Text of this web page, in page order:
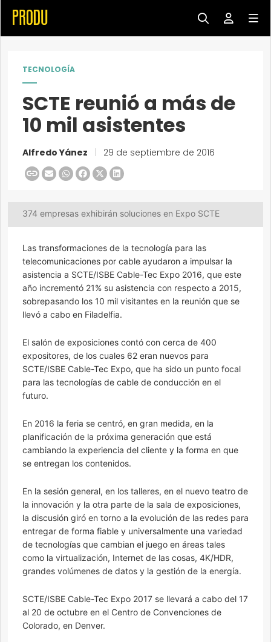
TECNOLOGÍA
SCTE reunió a más de
10 mil asistentes
Alfredo Yánez 29 de septiembre de 2016
374 empresas exhibirán soluciones en Expo SCTE
Las transformaciones de la tecnología para las
telecomunicaciones por cable ayudaron a impulsar la
asistencia a SCTE/ISBE Cable-Tec Expo 2016, que este
año incrementó 21% su asistencia con respecto a 2015,
sobrepasando los 10 mil visitantes en la reunión que se
llevó a cabo en Filadelfia.
El salón de exposiciones contó con cerca de 400
expositores, de los cuales 62 eran nuevos para
SCTE/ISBE Cable-Tec Expo, que ha sido un punto focal
para las tecnologías de cable de conducción en el
futuro.
En 2016 la feria se centró, en gran medida, en la
planificación de la próxima generación que está
cambiando la experiencia del cliente y la forma en que
se entregan los contenidos.
En la sesión general, en los talleres, en el nuevo teatro de
la innovación y la otra parte de la sala de exposiciones,
la discusión giró en torno a la evolución de las redes para
entregar de forma fiable y universalmente una variedad
de tecnologías que cambian el juego en áreas tales
como la virtualización, Internet de las cosas, 4K/HDR,
grandes volúmenes de datos y la gestión de la energía.
SCTE/ISBE Cable-Tec Expo 2017 se llevará a cabo del 17
al 20 de octubre en el Centro de Convenciones de
Colorado, en Denver.